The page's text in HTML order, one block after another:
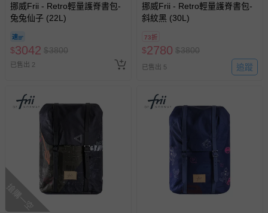
挪威Frii - Retro輕量護脊書包-
兔兔仙子 (22L)
$3042 $3800
已售出 2
挪威Frii - Retro輕量護脊書包-
斜紋黑 (30L)
73折
$2780 $3800
已售出 5 追蹤
搶購一空